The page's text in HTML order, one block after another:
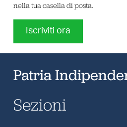
nella tua casella di posta.
Iscriviti ora
Patria
Sezioni